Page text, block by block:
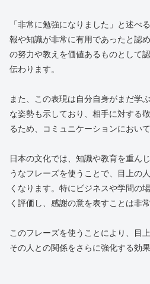
「非常に勉強になりました」と述べ
報や知識が非常に有用であったと認
の努力や教えを価値あるものとして
伝わります。
また、この表現は自分自身がまだ学
な姿勢も示しており、相手に対する
るため、コミュニケーションにおい
日本の文化では、知識や教育を重ん
うなフレーズを使うことで、目上の
くなります。特にビジネスや学問の
く評価し、感謝の意を表すことは非
このフレーズを使うことにより、目
その人との関係をさらに強化する効